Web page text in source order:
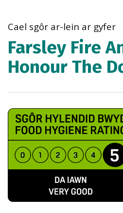
Cael sgôr ar-lein ar gyfer
Farsley Fire
Honour The